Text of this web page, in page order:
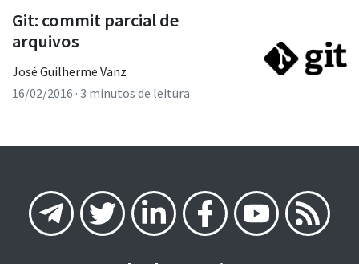
Git: commit parcial de
arquivos
José Guilherme Vanz
16/02/2016 · 3 minutos de leitura